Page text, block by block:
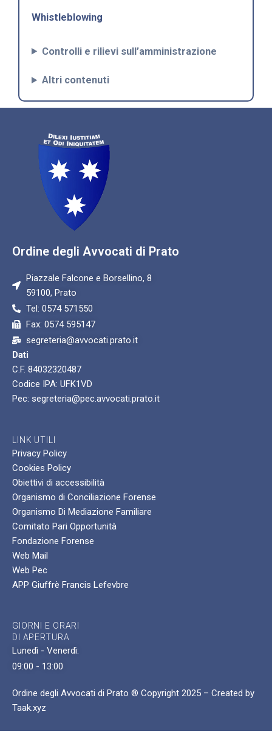
Whistleblowing
Controlli e rilievi sull’amministrazione
Altri contenuti
Ordine degli Avvocati di Prato
Piazzale Falcone e Borsellino, 8
59100, Prato
Tel: 0574 571550
Fax: 0574 595147
segreteria@avvocati.prato.it
Dati
C.F. 84032320487
Codice IPA: UFK1VD
Pec: segreteria@pec.avvocati.prato.it
LINK UTILI
Privacy Policy
Cookies Policy
Obiettivi di accessibilità
Organismo di Conciliazione Forense
Organismo Di Mediazione Familiare
Comitato Pari Opportunità
Fondazione Forense
Web Mail
Web Pec
APP Giuffrè Francis Lefevbre
GIORNI E ORARI
DI APERTURA
Lunedì - Venerdì:
09:00 - 13:00
Ordine degli Avvocati di Prato ® Copyright 2025 – Created by
Taak.xyz